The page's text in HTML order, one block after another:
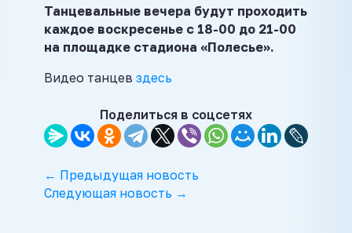
Танцевальные вечера будут проходить
каждое воскресенье с 18-00 до 21-00
на площадке стадиона «Полесье».
Видео танцев здесь
Поделиться в соцсетях
← Предыдущая новость
Следующая новость →